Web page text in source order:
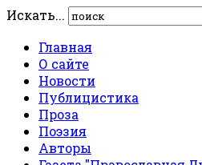
Искать...
Главная
О сайте
Новости
Публицистика
Проза
Поэзия
Авторы